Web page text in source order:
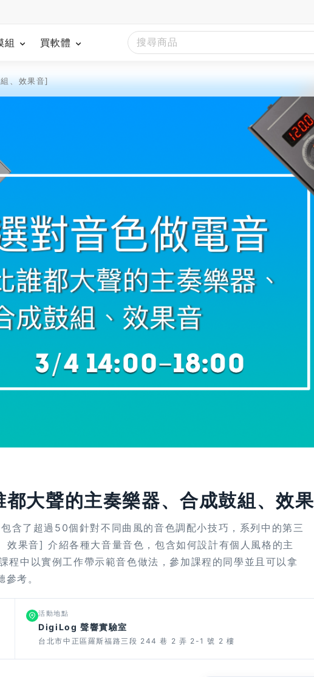
組 買軟體
、效果音]
大聲的主奏樂器、合成鼓組、效
含了超過50個針對不同曲風的音色調配小技巧，系列中的第三
果音] 介紹各種大音量音色，包含如何設計有個人風格的主
程中以實例工作帶示範音色做法，參加課程的同學並且可以拿
考。
活動地點
DigiLog 聲響實驗室
台北市中正區羅斯福路三段 244 巷 2 弄 2-1 號 2 樓